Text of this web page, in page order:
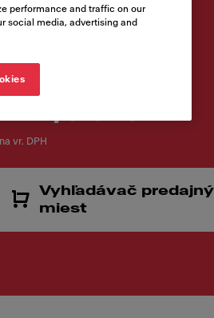
vr. DPH
Vyhľadávač
miest
performance and traffic on our
social media, advertising and